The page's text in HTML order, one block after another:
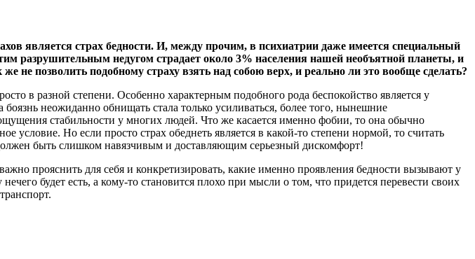
является страх бедности. И, между прочим, в психиатрии даже имеется специальный
разрушительным недугом страдает около 3% населения нашей необъятной планеты, и
позволить подобному страху взять над собою верх, и реально ли это вообще сделать?
в разной степени. Особенно характерным подобного рода беспокойство является у
неожиданно обнищать стала только усиливаться, более того, нынешние
стабильности у многих людей. Что же касается именно фобии, то она обычно
условие. Но если просто страх обеднеть является в какой-то степени нормой, то считать
быть слишком навязчивым и доставляющим серьезный дискомфорт!
прояснить для себя и конкретизировать, какие именно проявления бедности вызывают у
будет есть, а кому-то становится плохо при мысли о том, что придется перевести своих